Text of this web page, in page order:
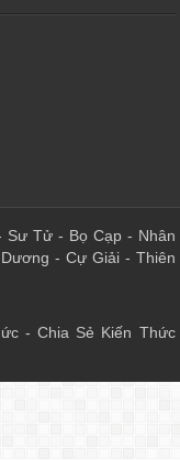
Sư Tử- Bọ Cạp- Nhân
- Cự Giải- Thiên
- Chia Sẻ Kiến Thức